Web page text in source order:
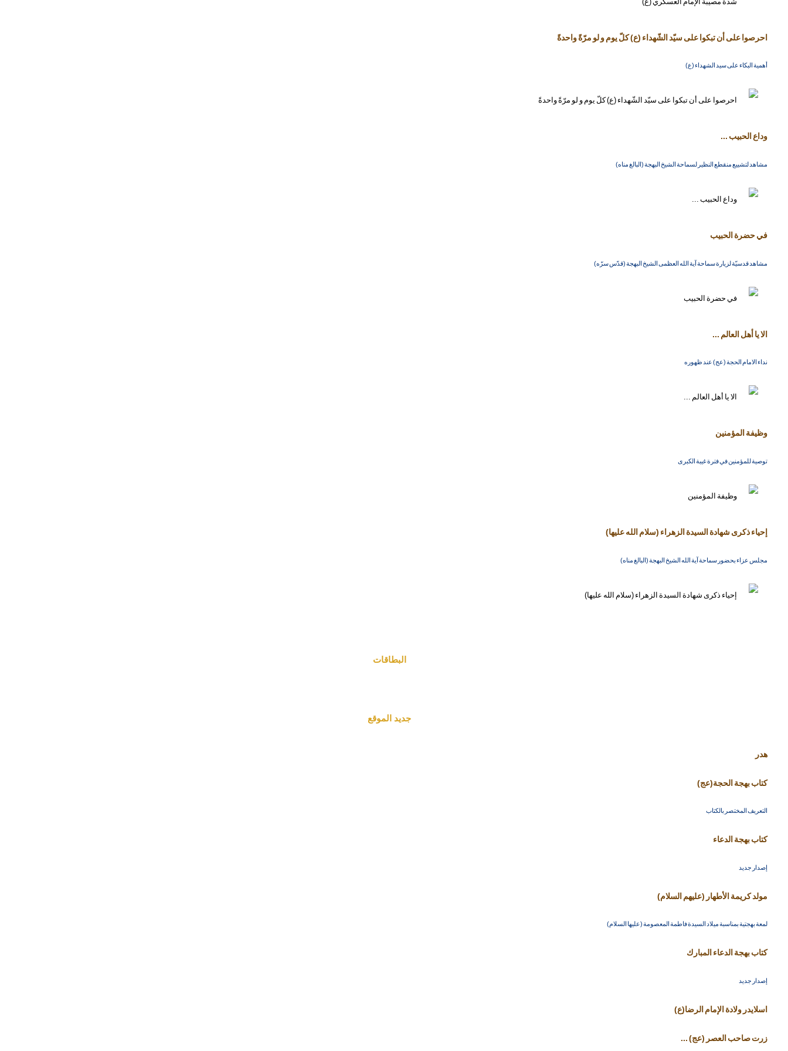
احرصوا على أن تبكوا على سيّد الشّهداء (ع) كلّ يوم و لو مرّةً واحدةً
أهمية البكاء على سيد الشهداء (ع)
وداع الحبيب ...
مشاهد لتشييع منقطع النظير لسماحة الشيخ البهجة (البالغ مناه)
في حضرة الحبيب
مشاهد قدسيّة لزيارة سماحة آية الله العظمى الشيخ البهجة (قدّس سرّه)
الا يا أهل العالم ...
نداء الامام الحجة (عج) عند ظهوره
وظيفة المؤمنين
توصية للمؤمنين في فترة غيبة الكبرى
إحياء ذكرى شهادة السيدة الزهراء (سلام الله عليها)
مجلس عزاء بحضور سماحة آية الله الشيخ البهجة (البالغ مناه)
البطاقات
جديد الموقع
هدر
كتاب بهجة الحجة(عج)
التعريف المختصر بالكتاب
كتاب بهجة الدعاء
إصدار جديد
مولد كريمة الأطهار (عليهم السلام)
لمعة بهجتية بمناسبة ميلاد السيدة فاطمة المعصومة (عليها السلام)
كتاب بهجة الدعاء المبارك
إصدار جديد
اسلايدر ولادة الإمام الرضا(ع)
زرت صاحب العصر (عج) ...